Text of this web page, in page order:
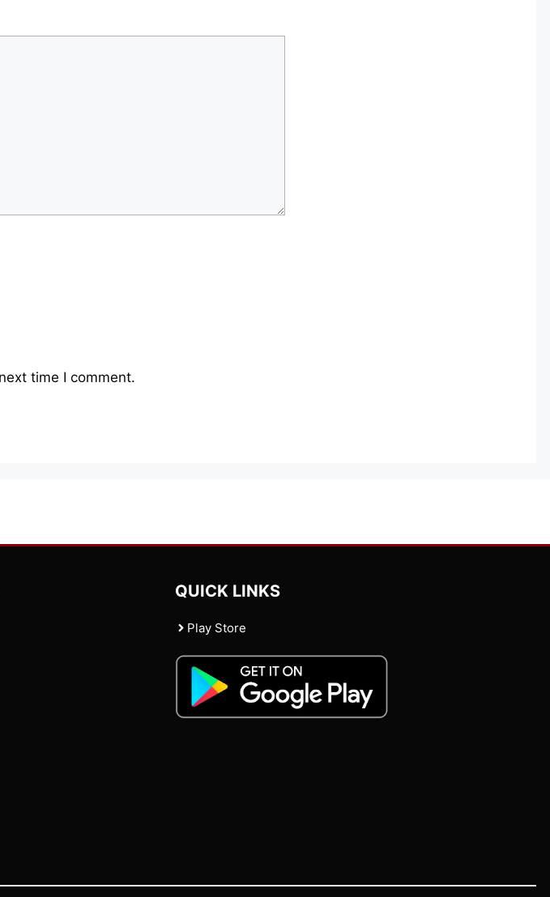
time I comment.
QUICK LINKS
Play Store